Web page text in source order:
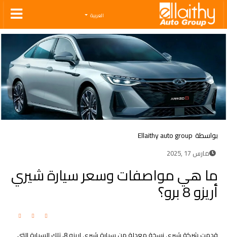
Ellaithy Auto Group
العربية
بواسطة Ellaithy auto group
مارس 17 ,2025
ما هي مواصفات وسعر سيارة شيري
أريزو 8 برو؟